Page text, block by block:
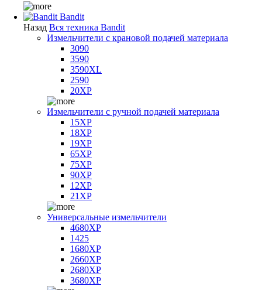
Bandit
Назад Вся техника Bandit
Измельчители с крановой подачей материала
3090
3590
3590XL
2590
20XP
Измельчители с ручной подачей материала
15XP
18XP
19XP
65XP
75XP
90XP
12XP
21XP
Универсальные измельчители
4680XP
1425
1680XP
2660XP
2680XP
3680XP